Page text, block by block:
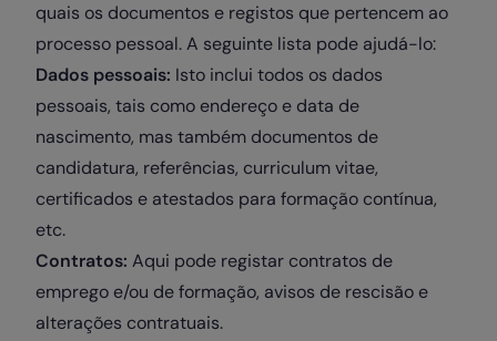
quais os documentos e registos que pertencem ao
processo pessoal. A seguinte lista pode ajudá-lo:
Dados pessoais: Isto inclui todos os dados
pessoais, tais como endereço e data de
nascimento, mas também documentos de
candidatura, referências, curriculum vitae,
certificados e atestados para formação contínua,
etc.
Contratos: Aqui pode registar contratos de
emprego e/ou de formação, avisos de rescisão e
alterações contratuais.